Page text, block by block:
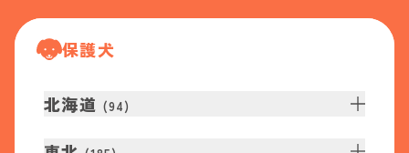
保護犬
北海道 (94)